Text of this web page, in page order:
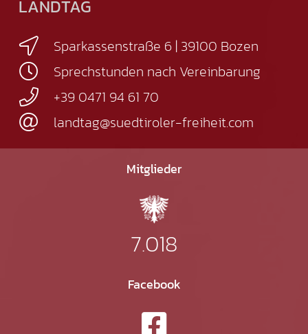
LANDTAG
Sparkassenstraße 6 | 39100 Bozen
Sprechstunden nach Vereinbarung
+39 0471 94 61 70
landtag@suedtiroler-freiheit.com
Mitglieder
7.018
Facebook